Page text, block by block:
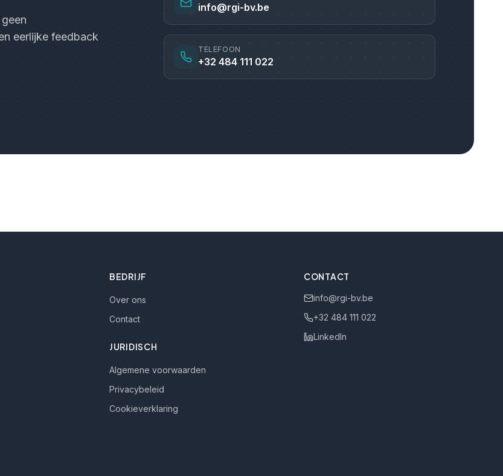
eerlijke feedback
info@rgi-bv.be
TELEFOON
+32 484 111 022
BEDRIJF
Over ons
Contact
JURIDISCH
Algemene voorwaarden
Privacybeleid
Cookieverklaring
CONTACT
info@rgi-bv.be
+32 484 111 022
LinkedIn